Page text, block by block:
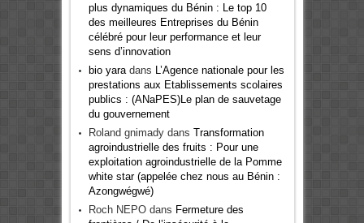
plus dynamiques du Bénin : Le top 10
des meilleures Entreprises du Bénin
célébré pour leur performance et leur
sens d’innovation
bio yaradans
L’Agence nationale pour les
prestations aux Etablissements scolaires
publics : (ANaPES)Le plan de sauvetage
du gouvernement
Roland gnimadydans Transformation
agroindustrielle des fruits : Pour une
exploitation agroindustrielle de la Pomme
white star (appelée chez nous au Bénin :
Azongwégwé)
Roch NEPOdans Fermeture des